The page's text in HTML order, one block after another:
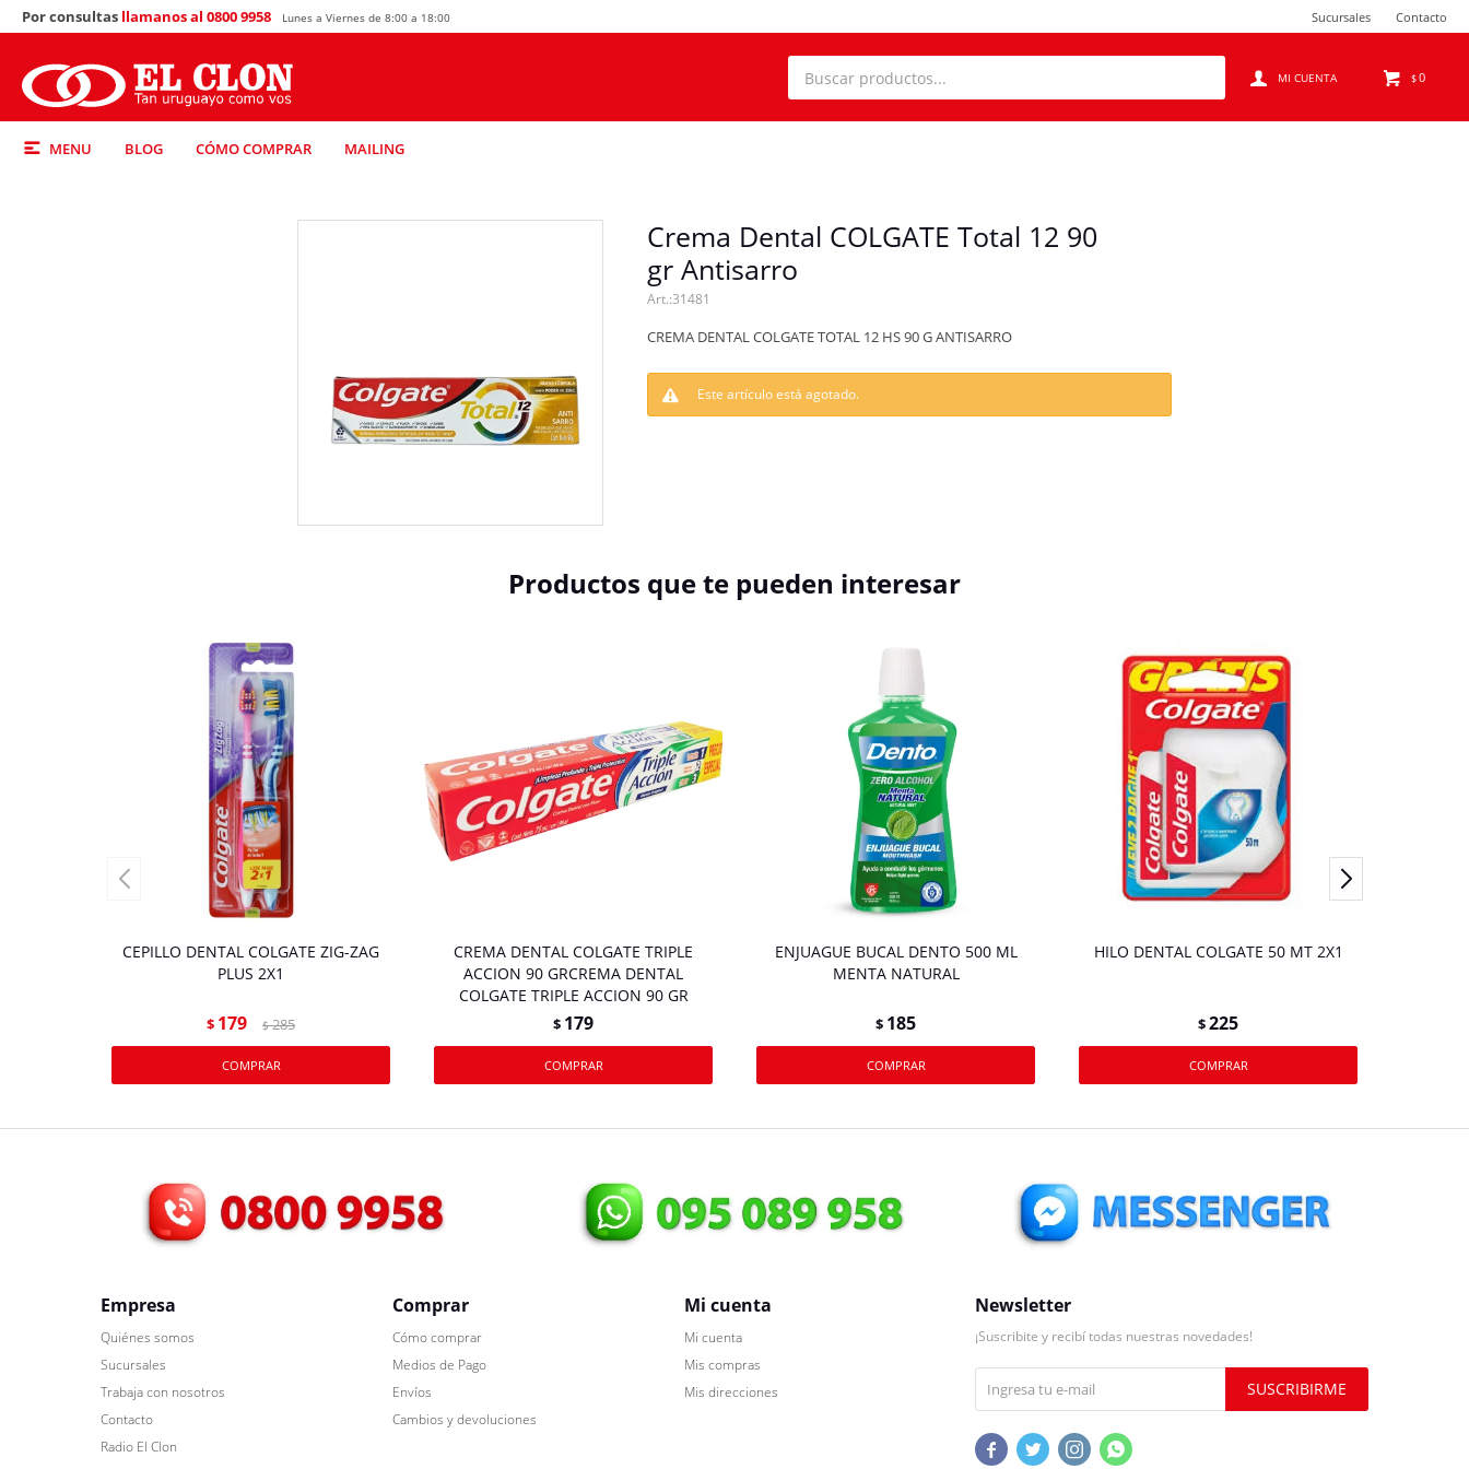
MENU BLOG CÓMO COMPRAR MAILING
$0
Por consultas llamanos al 0800 9958 Lunes a Viernes de 8:00 a 18:00 Sucursales Contacto
Crema Dental COLGATE Total 12 90
gr Antisarro
31481
CREMA DENTAL COLGATE TOTAL 12 HS 90 G ANTISARRO
Este artículo está agotado.
Productos que te pueden interesar
CEPILLO DENTAL COLGATE ZIG-ZAG
PLUS 2X1
$ 179 $ 285
CREMA DENTAL COLGATE TRIPLE
ACCION 90 GRCREMA DENTAL
COLGATE TRIPLE ACCION 90 GR
$ 179
ENJUAGUE BUCAL DENTO 500 ML
MENTA NATURAL
$ 185
HILO DENTAL COLGATE 50 MT 2X1
$225
Empresa
Quiénes somos
Sucursales
Trabaja con nosotros
Contacto
Radio El Clon
Comprar
Cómo comprar
Medios de Pago
Envíos
Cambios y devoluciones
Mi cuenta
Mi cuenta
Mis compras
Mis direcciones
Newsletter
¡Suscribite y recibí todas nuestras novedades!
SUSCRIBIRME
   